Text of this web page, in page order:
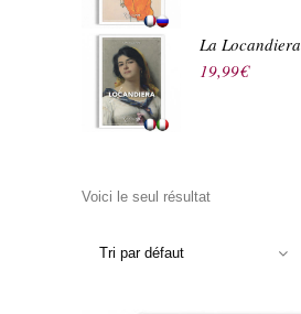
La Locandiera
19,99€
Voici le seul résultat
Tri par défaut